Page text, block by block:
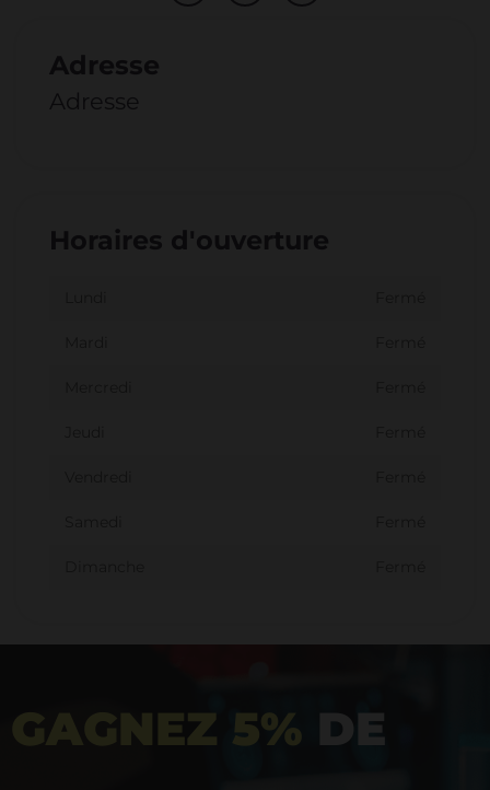
Adresse
Adresse
Horaires d'ouverture
GAGNEZ 5% DE